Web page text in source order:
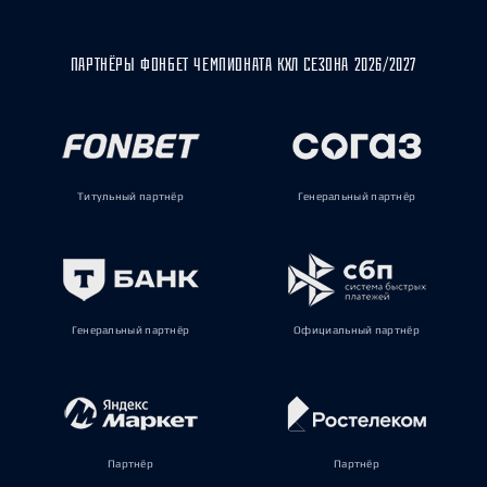
ПАРТНЁРЫ ФОНБЕТ ЧЕМПИОНАТА КХЛ СЕЗОНА 2026/2027
Титульный партнёр Генеральный партнёр
Генеральный партнёр Официальный партнёр
Партнёр Партнёр